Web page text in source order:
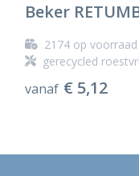
Beker
2174op voorraad
gerecycled
vanaf € 5,12